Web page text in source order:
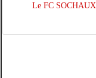
Le FC SOCHAUX